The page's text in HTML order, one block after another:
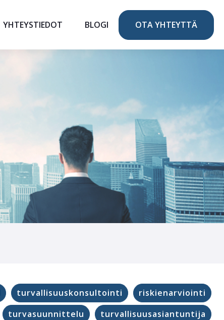
YHTEYSTIEDOT BLOGI OTA YHTEYTTÄ
turvallisuuskonsultointi
riskienarviointi
turvasuunnittelu
turvallisuusasiantuntija